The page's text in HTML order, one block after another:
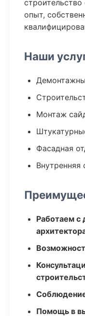
опыт,
Наши
Монтаж
Фасадная
Внутренняя
Работаем с
Помощь в